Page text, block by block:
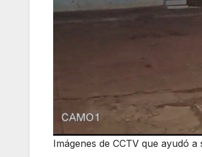
Imágenes de CCTV que ayudó